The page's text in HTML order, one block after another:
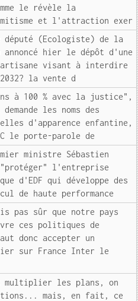
le révèle la
et l'attraction exer
député (Ecologiste) de la
annoncé hier le dépôt d'une
visant à interdire
la vente d
à 100 % avec la justice",
les noms des
d'apparence enfantine,
le porte-parole de
ministre Sébastien
"protéger" l'entreprise
d'EDF qui développe des
de haute performance
pas sûr que notre pays
ces politiques de
donc accepter un
sur France Inter le
multiplier les plans, on
mais, en fait, ce